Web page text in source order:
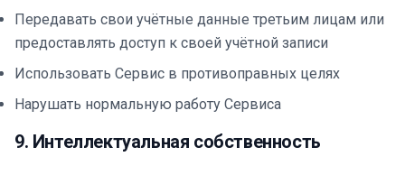
Передавать свои учётные данные третьим лицам или
предоставлять доступ к своей учётной записи
Использовать Сервис в противоправных целях
Нарушать нормальную работу Сервиса
9. Интеллектуальная собственность